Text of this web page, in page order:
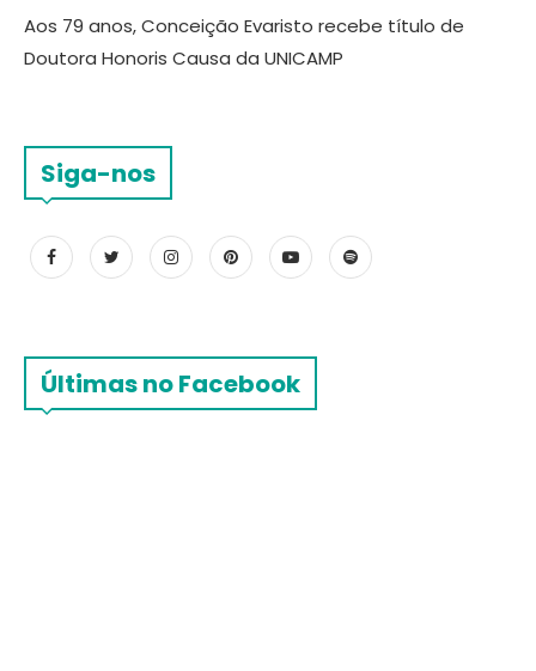
Aos 79 anos, Conceição Evaristo recebe título de
Doutora Honoris Causa da UNICAMP
Siga-nos
Últimas no Facebook